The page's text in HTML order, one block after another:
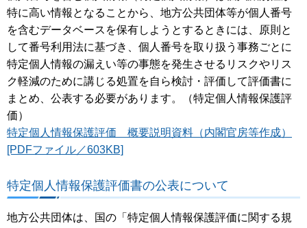
特に高い情報となることから、地方公共団体等が個人番号
を含むデータベースを保有しようとするときには、原則と
して番号利用法に基づき、個人番号を取り扱う事務ごとに
特定個人情報の漏えい等の事態を発生させるリスクやリス
ク軽減のために講じる処置を自ら検討・評価して評価書に
まとめ、公表する必要があります。（特定個人情報保護評
価）
特定個人情報保護評価 概要説明資料（内閣官房等作成）
[PDFファイル／603KB]
特定個人情報保護評価書の公表について
地方公共団体は、国の「特定個人情報保護評価に関する規